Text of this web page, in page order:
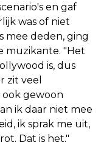
en gaf
was of niet
mee deden, ging
muzikante. "Het
is, dus
zit veel
gewoon
ik daar niet mee
ik sprak me uit,
Dat is het."